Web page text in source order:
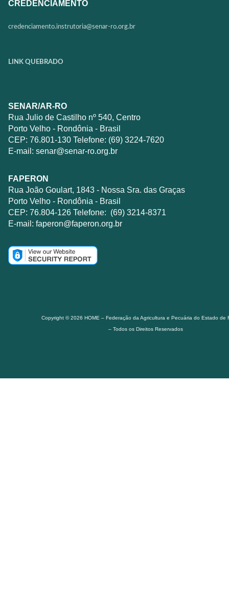
CREDENCIAMENTO
credenciamento.instrutoria@senar-ro.org.br
LINK QUEBRADO
SENAR/AR-RO
Rua Julio de Castilho nº 540, Centro
Porto Velho - Rondônia - Brasil
CEP: 76.801-130 Telefone: (69) 3224-7620
E-mail: senar@senar-ro.org.br
FAPERON
Rua João Goulart, 1843 - Nossa Sra. das Graças
Porto Velho - Rondônia - Brasil
CEP: 76.804-126 Telefone: (69) 3214-8371
E-mail: faperon@faperon.org.br
Copyright © 2026 HOME – Federação da Agricultura e Pecuária do Estado de
– Todos os Direitos Reservados